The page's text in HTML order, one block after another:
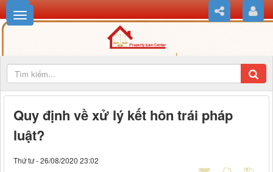
Quy định về xử lý kết hôn trái pháp
luật?
Thứ tư - 26/08/2020 23:02